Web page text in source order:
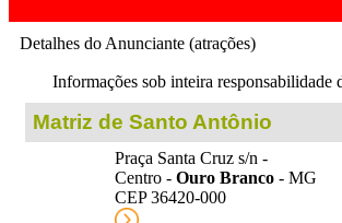
Detalhes do Anunciante (atrações)
Informações sob inteira responsabilidade
Matriz de Santo Antônio
Praça Santa Cruz s/n -
Centro - Ouro Branco - MG
CEP 36420-000